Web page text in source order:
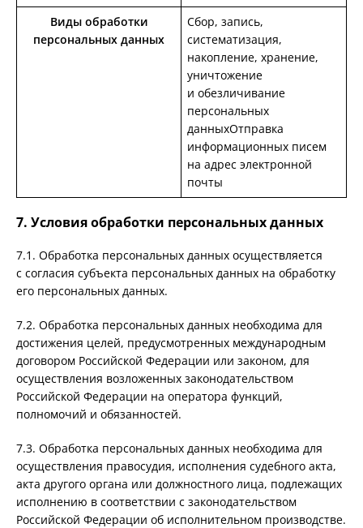
Виды обработки
персональных данных
Сбор, запись,
систематизация,
накопление, хранение,
уничтожение
и обезличивание
персональных
данныхОтправка
информационных писем
на адрес электронной
почты
7. Условия обработки персональных данных
7.1. Обработка персональных данных осуществляется
с согласия субъекта персональных данных на обработку
его персональных данных.
7.2. Обработка персональных данных необходима для
достижения целей, предусмотренных международным
договором Российской Федерации или законом, для
осуществления возложенных законодательством
Российской Федерации на оператора функций,
полномочий и обязанностей.
7.3. Обработка персональных данных необходима для
осуществления правосудия, исполнения судебного акта,
акта другого органа или должностного лица, подлежащих
исполнению в соответствии с законодательством
Российской Федерации об исполнительном производстве.